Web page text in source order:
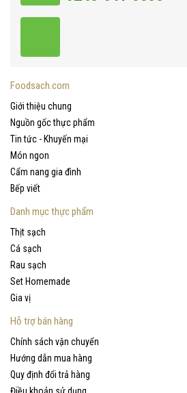
Foodsach.com
Giới thiệu chung
Nguồn gốc thực phẩm
Tin tức - Khuyến mại
Món ngon
Cẩm nang gia đình
Bếp viết
Danh mục thực phẩm
Thịt sạch
Cá sạch
Rau sạch
Set Homemade
Gia vị
Hỗ trợ bán hàng
Chính sách vận chuyển
Hướng dẫn mua hàng
Quy định đổi trả hàng
Điều khoản sử dụng